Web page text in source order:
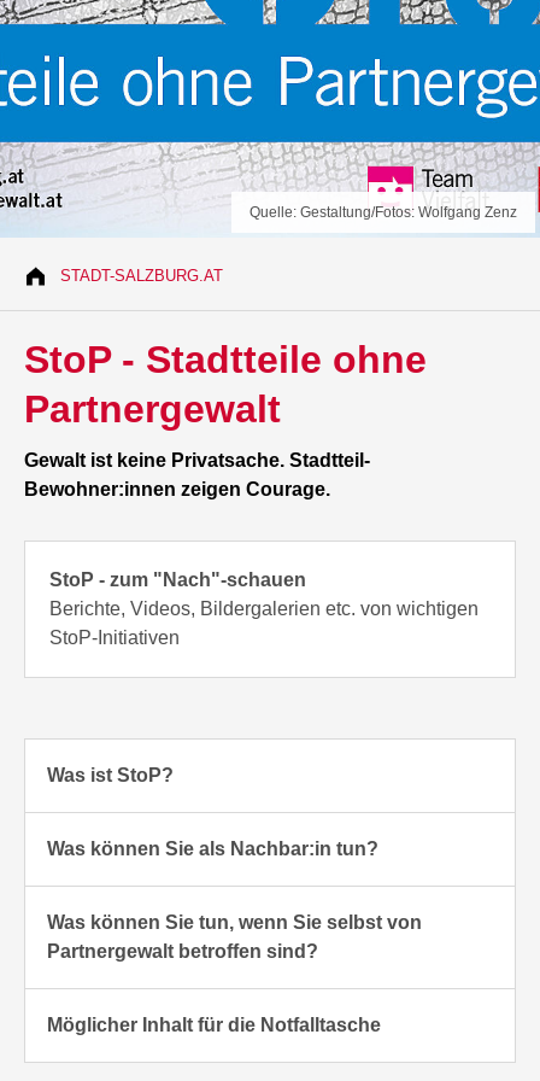
Quelle: Gestaltung/Fotos: Wolfgang Zenz
STADT-SALZBURG.AT
StoP - Stadtteile ohne
Partnergewalt
Gewalt ist keine Privatsache. Stadtteil-
Bewohner:innen zeigen Courage.
StoP - zum "Nach"-schauen
Berichte, Videos, Bildergalerien etc. von wichtigen
StoP-Initiativen
Was ist StoP?
sozialen Kreisen vor, davon sind vor allem Frauen
betroffen.
Partnergewalt schädigt Gesundheit und Leben aller
Betroffenen. Das Problem ist, dass wir
Oder weil wir glauben, es sei eine Privatsache.
Was können Sie als Nachbar:in tun?
Sie können helfen.
Das kann ganz unterschiedlich aussehen.
Was können Sie tun, wenn Sie selbst von
Partnergewalt betroffen sind?
Freund*innen und Nachbar*innen
können Ihnen helfen!
Möglicher Inhalt für die Notfalltasche